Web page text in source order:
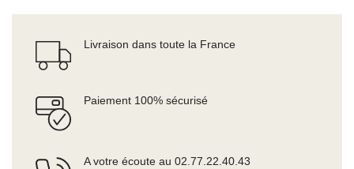
Livraison dans toute la France
Paiement 100% sécurisé
A votre écoute au 02.77.22.40.43